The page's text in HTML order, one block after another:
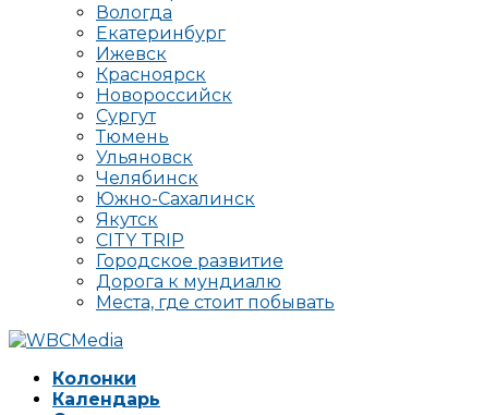
Вологда
Екатеринбург
Ижевск
Красноярск
Новороссийск
Сургут
Тюмень
Ульяновск
Челябинск
Южно-Сахалинск
Якутск
CITY TRIP
Городское развитие
Дорога к мундиалю
Места, где стоит побывать
Колонки
Календарь